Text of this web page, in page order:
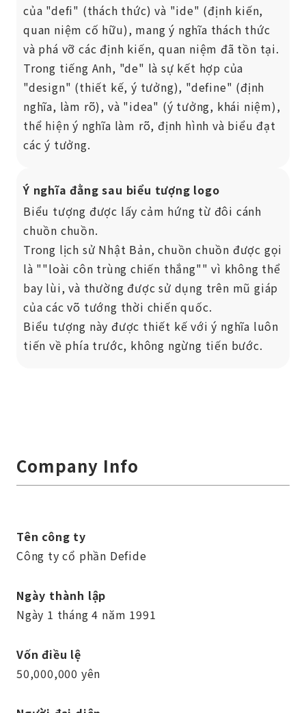
của "defi" (thách thức) và "ide" (định kiến,
quan niệm cố hữu), mang ý nghĩa thách thức
và phá vỡ các định kiến, quan niệm đã tồn tại.
Trong tiếng Anh, "de" là sự kết hợp của
"design" (thiết kế, ý tưởng), "define" (định
nghĩa, làm rõ), và "idea" (ý tưởng, khái niệm),
thể hiện ý nghĩa làm rõ, định hình và biểu đạt
các ý tưởng.
Ý nghĩa đằng sau biểu tượng logo
Biểu tượng được lấy cảm hứng từ đôi cánh
chuồn chuồn.
Trong lịch sử Nhật Bản, chuồn chuồn được gọi
là ""loài côn trùng chiến thắng"" vì không thể
bay lùi, và thường được sử dụng trên mũ giáp
của các võ tướng thời chiến quốc.
Biểu tượng này được thiết kế với ý nghĩa luôn
tiến về phía trước, không ngừng tiến bước.
Company Info
Tên công ty
Công ty cổ phần Defide
Ngày thành lập
Ngày 1 tháng 4 năm 1991
Vốn điều lệ
50,000,000 yên